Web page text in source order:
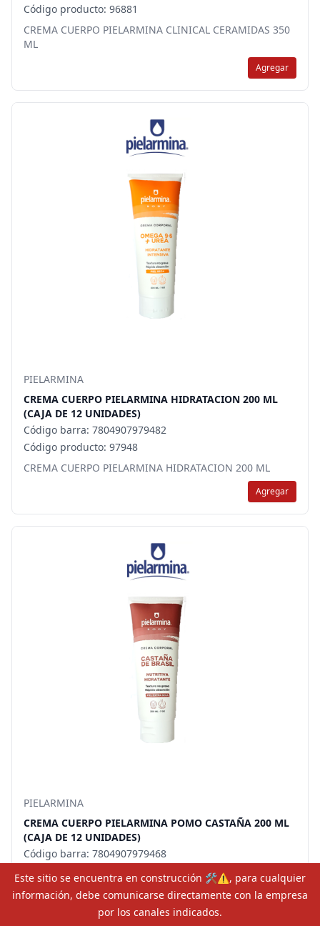
Este sitio se encuentra en construcción 🛠⚠️, para cualquier
información, debe comunicarse directamente con la empresa
por los canales indicados.
Código producto: 96881
CREMA CUERPO PIELARMINA CLINICAL CERAMIDAS 350
ML
Agregar
PIELARMINA
CREMA CUERPO PIELARMINA HIDRATACION 200 ML
(CAJA DE 12 UNIDADES)
Código barra: 7804907979482
Código producto: 97948
CREMA CUERPO PIELARMINA HIDRATACION 200 ML
Agregar
PIELARMINA
CREMA CUERPO PIELARMINA POMO CASTAÑA 200 ML
(CAJA DE 12 UNIDADES)
Código barra: 7804907979468
Código producto: 97946
CREMA CUERPO PIELARMINA POMO CASTAÑA 200 ML